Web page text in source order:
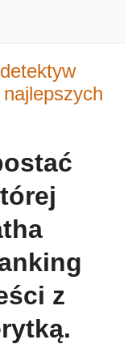
z